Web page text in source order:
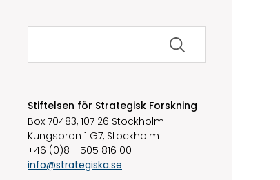
Sök
Stiftelsen för Strategisk Forskning
Box 70483, 107 26 Stockholm
Kungsbron 1 G7, Stockholm
+46 (0)8 - 505 816 00
info@strategiska.se